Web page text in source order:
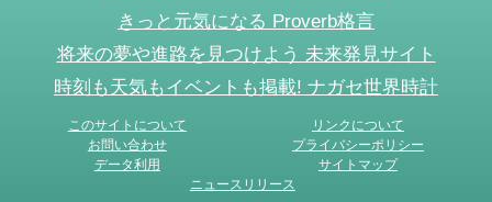
きっと元気になる Proverb格言
将来の夢や進路を見つけよう 未来発見サイト
時刻も天気もイベントも掲載! ナガセ世界時計
このサイトについて
リンクについて
お問い合わせ
プライバシーポリシー
データ利用
サイトマップ
ニュースリリース